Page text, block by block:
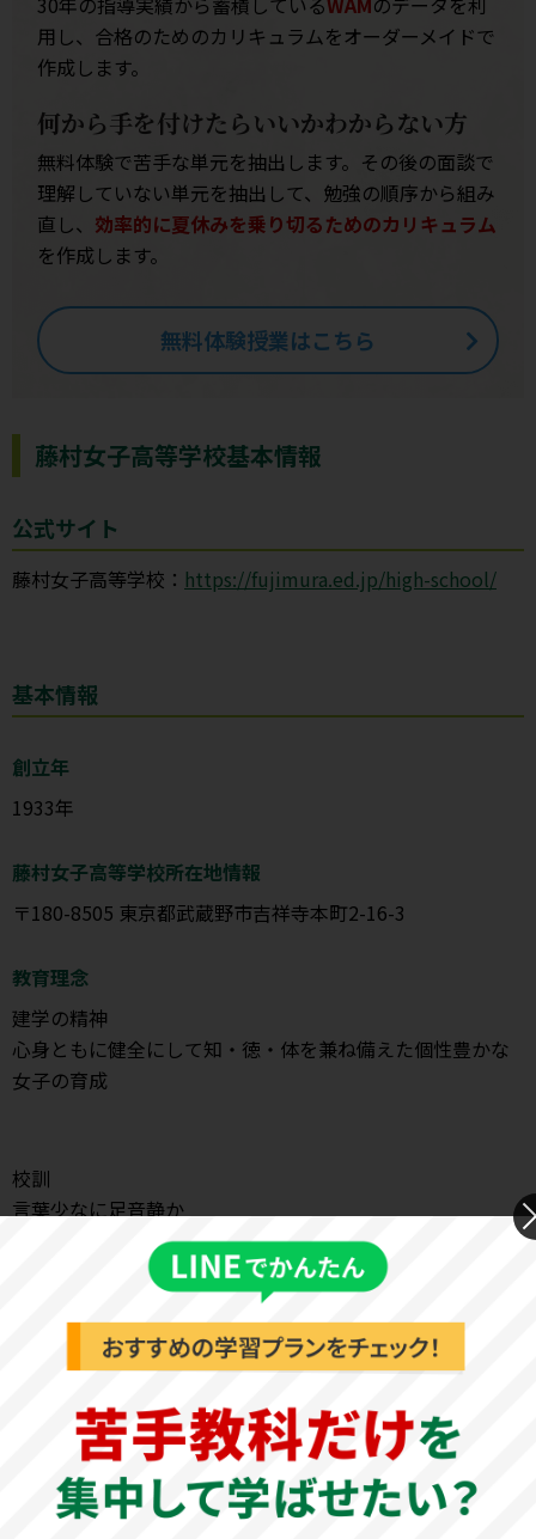
用し、合格のためのカリキュラムをオーダーメイドで
作成します。
何から手を付けたらいいかわからない方
無料体験で苦手な単元を抽出します。その後の面談で
理解していない単元を抽出して、勉強の順序から組み
直し、 効率的に夏休みを乗り切るためのカリキュラム
を作成します。
無料体験授業はこちら
藤村女子高等学校基本情報
公式サイト
藤村女子高等学校： https://fujimura.ed.jp/high-school/
基本情報
創立年
1933年
藤村女子高等学校所在地情報
〒180-8505 東京都武蔵野市吉祥寺本町2-16-3
教育理念
建学の精神
心身ともに健全にして知・徳・体を兼ね備えた個性豊かな
女子の育成
校訓
言葉少なに足音静か
腰伸ばせ即腹の力
教育目標
建学の精神である「心身ともに健全にして、知・徳・体を
兼ね備えた、個性豊かな女子の育成」を基底とし、「自ら